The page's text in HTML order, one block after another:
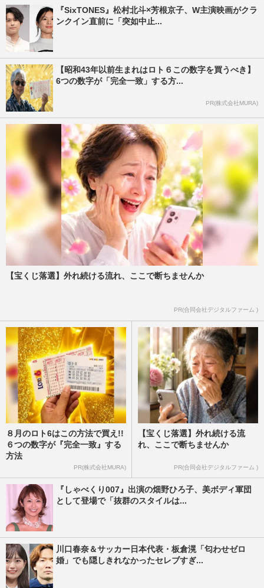
『SixTONES』松村北斗×芳根京子、W主演映画がクラ
ンクイン直前に「突如中止...
【昭和43年以前生まれはロト６この数字を買うべき】
6つの数字が「完全一致」する方...
PR(株式会社MURA)
【宝くじ落選】外れ続ける流れ、ここで断ちませんか
PR(合同会社デジタルファーム )
８月のロト6はこの方法で買え!!
６つの数字が『完全一致』する
方法
PR(株式会社MURA)
【宝くじ落選】外れ続ける流
れ、ここで断ちませんか
PR(合同会社デジタルファーム )
『しゃべくり007』出演の畑野ひろ子、美ボディ軍団
として登場で「抜群のスタイルは...
川口春奈＆サッカー日本代表・板倉滉「匂わせゼロ
婚」でも隠しきれなかったセレブすぎ...